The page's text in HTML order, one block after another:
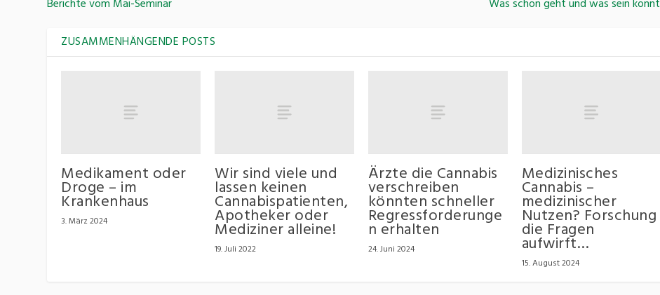
Berichte vom Mai-Seminar
Was schon geht und was sein
ZUSAMMENHÄNGENDE POSTS
Medikament oder
Droge – im
Krankenhaus
3. März 2024
Wir sind viele und
lassen keinen
Cannabispatienten,
Apotheker oder
Mediziner alleine!
19. Juli 2022
Ärzte die Cannabis
verschreiben
könnten schneller
Regressforderunge
n erhalten
24. Juni 2024
Medizinisches
Cannabis –
medizinischer
Nutzen? Forschung
die Fragen
aufwirft…
15. August 2024